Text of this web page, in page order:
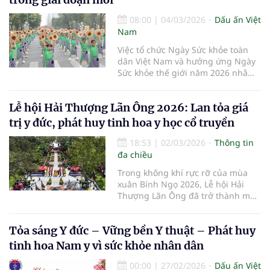
k
08:00 | 04/03/2026
Dấu ấn Việt
Nam
Việc tổ chức Ngày Sức khỏe toàn
dân Việt Nam và hưởng ứng Ngày
Sức khỏe thế giới năm 2026 nhằm
sang chủ động phòng bệnh...
Lễ hội Hải Thượng Lãn Ông 2026: Lan tỏa giá
trị y đức, phát huy tinh hoa y học cổ truyền
18:53 | 02/03/2026
Thông tin
đa chiều
Trong không khí rực rỡ của mùa
xuân Bính Ngọ 2026, Lễ hội Hải
Thượng Lãn Ông đã trở thành một
du khách trên khắp cả nước.
Tỏa sáng Y đức – Vững bền Y thuật – Phát huy
tinh hoa Nam y vì sức khỏe nhân dân
00:00 | 27/02/2026
Dấu ấn Việt